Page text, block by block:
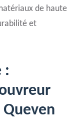
de haute
et
: